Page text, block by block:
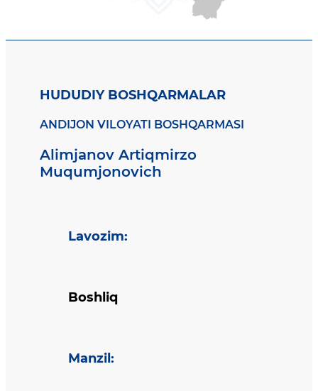
HUDUDIY BOSHQARMALAR
ANDIJON VILOYATI BOSHQARMASI
Alimjanov Artiqmirzo
Muqumjonovich
Lavozim:
Boshliq
Manzil :